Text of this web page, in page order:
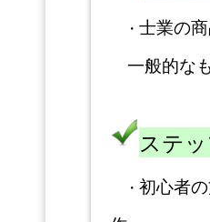
・ 士業の
一般的な
ステ
・ 初心者